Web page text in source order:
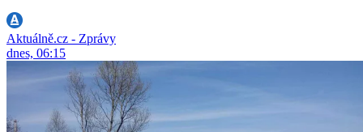
Aktuálně.cz - Zprávy
dnes, 06:15